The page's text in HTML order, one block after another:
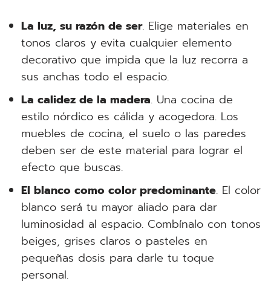
La luz, su razón de ser. Elige materiales en
tonos claros y evita cualquier elemento
decorativo que impida que la luz recorra a
sus anchas todo el espacio.
La calidez de la madera. Una cocina de
estilo nórdico es cálida y acogedora. Los
muebles de cocina, el suelo o las paredes
deben ser de este material para lograr el
efecto que buscas.
El blanco como color predominante. El color
blanco será tu mayor aliado para dar
luminosidad al espacio. Combínalo con tonos
beiges, grises claros o pasteles en
pequeñas dosis para darle tu toque
personal.